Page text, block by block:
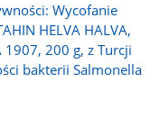
Wycofanie
HELVA HALVA,
1907, 200 g, z Turcji
bakterii Salmonella